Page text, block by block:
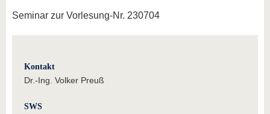
Seminar zur Vorlesung-Nr. 230704
Kontakt
Dr.-Ing. Volker Preuß
SWS